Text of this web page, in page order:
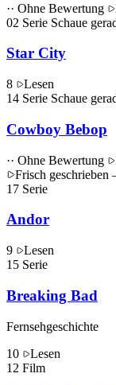
·· Ohne Bewertung
02 Serie Schaue
Star City
8
Lesen
14 Serie Schaue
Cowboy Bebop
·· Ohne Bewertung
Frisch geschrieben
17 Serie
Andor
9
Lesen
15 Serie
Breaking Bad
Fernsehgeschichte
10
Lesen
12 Film